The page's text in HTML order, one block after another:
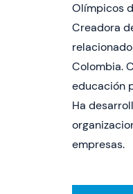
Olímpicos
Creadora
Colombia.
educación
Ha
empresas.